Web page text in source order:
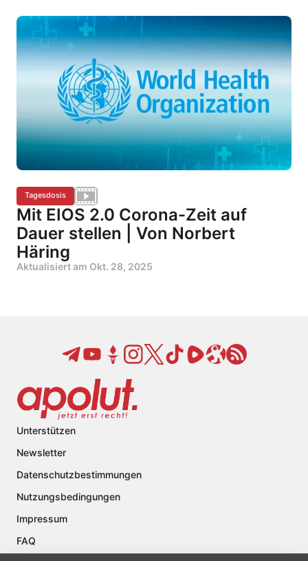
Tagesdosis
Mit EIOS 2.0 Corona-Zeit auf
Dauer stellen | Von Norbert
Häring
Aktualisiert am Okt. 28, 2025
Unterstützen
Newsletter
Datenschutzbestimmungen
Nutzungsbedingungen
Impressum
FAQ